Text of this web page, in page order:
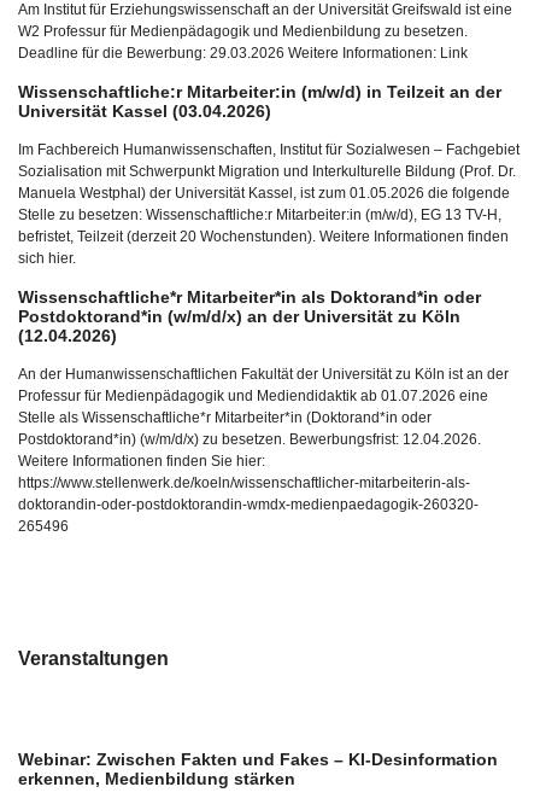
Am Institut für Erziehungswissenschaft an der Universität Greifswald ist eine
W2 Professur für Medienpädagogik und Medienbildung zu besetzen.
Deadline für die Bewerbung: 29.03.2026 Weitere Informationen: Link
Wissenschaftliche:r Mitarbeiter:in (m/w/d) in Teilzeit an der
Universität Kassel (03.04.2026)
Im Fachbereich Humanwissenschaften, Institut für Sozialwesen – Fachgebiet
Sozialisation mit Schwerpunkt Migration und Interkulturelle Bildung (Prof. Dr.
Manuela Westphal) der Universität Kassel, ist zum 01.05.2026 die folgende
Stelle zu besetzen: Wissenschaftliche:r Mitarbeiter:in (m/w/d), EG 13 TV-H,
befristet, Teilzeit (derzeit 20 Wochenstunden). Weitere Informationen finden
sich hier.
Wissenschaftliche*r Mitarbeiter*in als Doktorand*in oder
Postdoktorand*in (w/m/d/x) an der Universität zu Köln
(12.04.2026)
An der Humanwissenschaftlichen Fakultät der Universität zu Köln ist an der
Professur für Medienpädagogik und Mediendidaktik ab 01.07.2026 eine
Stelle als Wissenschaftliche*r Mitarbeiter*in (Doktorand*in oder
Postdoktorand*in) (w/m/d/x) zu besetzen. Bewerbungsfrist: 12.04.2026.
Weitere Informationen finden Sie hier:
https://www.stellenwerk.de/koeln/wissenschaftlicher-mitarbeiterin-als-
doktorandin-oder-postdoktorandin-wmdx-medienpaedagogik-260320-
265496
Veranstaltungen
Webinar: Zwischen Fakten und Fakes – KI-Desinformation
erkennen, Medienbildung stärken